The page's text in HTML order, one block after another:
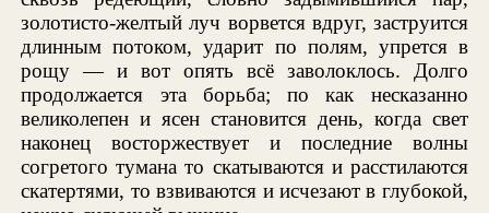
золотисто-желтый луч ворвется вдруг, заструится
длинным потоком, ударит по полям, упрется в
рощу — и вот опять всё заволоклось. Долго
продолжается эта борьба; по как несказанно
великолепен и ясен становится день, когда свет
наконец восторжествует и последние волны
согретого тумана то скатываются и расстилаются
скатертями, то взвиваются и исчезают в глубокой,